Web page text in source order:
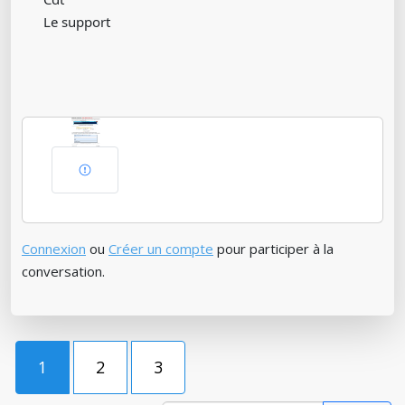
Le support
Connexion ou Créer un compte pour participer à la
conversation.
1 2 3